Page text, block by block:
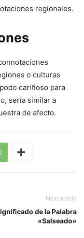
regionales.
o culturas
cariñoso para
sería similar a
de afecto.
Next article
de la Palabra
«Salseado»